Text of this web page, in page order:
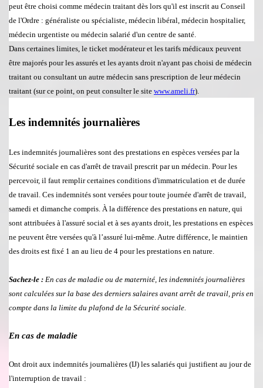
peut être choisi comme médecin traitant dès lors qu'il est inscrit au Conseil
de l'Ordre : généraliste ou spécialiste, médecin libéral, médecin hospitalier,
médecin urgentiste ou médecin salarié d'un centre de santé.
Dans certaines limites, le ticket modérateur et les tarifs médicaux peuvent
être majorés pour les assurés et les ayants droit n'ayant pas choisi de médecin
traitant ou consultant un autre médecin sans prescription de leur médecin
traitant (sur ce point, on peut consulter le site www.ameli.fr).
Les indemnités journalières
Les indemnités journalières sont des prestations en espèces versées parla
Sécurité sociale en cas d'arrêt de travail prescrit par un médecin. Pour les
percevoir, il faut remplir certaines conditions d'immatriculation et de durée
de travail. Ces indemnités sont versées pour toute journée d'arrêt de travail,
samedi et dimanche compris. Àla différence des prestations en nature, qui
sont attribuées à l'assuré social et à ses ayants droit, les prestations en espèces
ne peuvent être versées qu'à l’assuré lui-même. Autre différence, le maintien
des droits est fixé 1 an au lieu de 4 pour les prestations en nature.
Sachez-le : En cas de maladie ou de maternité, les indemnités journalières
sont calculées sur la base des derniers salaires avant arrêt de travail, pris en
compte dans la limite du plafond de la Sécurité sociale.
En cas de maladie
Ont droit aux indemnités journalières (IJ) les salariés qui justifient au jour de
l'interruption de travail :